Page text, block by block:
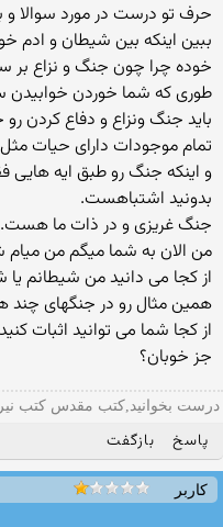
حرف تو درست در مورد سوالا
ببین اینکه بین شیطان و
خوده چرا چون جنگ و نزاع
طوری که شما خوردن خوابیدن
باید جنگ ونزاع و دفاع کردن
تمام موجودات دارای حیات
و اینکه جنگ رو طبق ایه
بدونید اشتباهست.
جنگ غریزی و در ذات ما هست.
من الان به شما میگم من
از کجا می دانید من شیطانم یا
همین مثال رو در جنگهای چند
از کجا شما می توانید اثبات
جز خوبان؟
درست بخوانید,کتب مقدس کتب
پاسخ بازگفت
کاربر